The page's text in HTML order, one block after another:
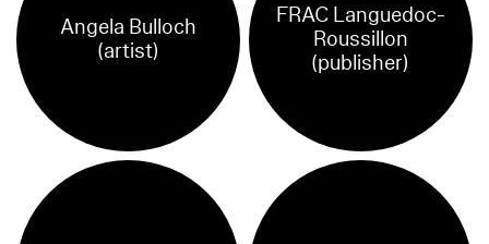
Angela Bulloch
(artist)
FRAC Languedoc-
Roussillon
(publisher)